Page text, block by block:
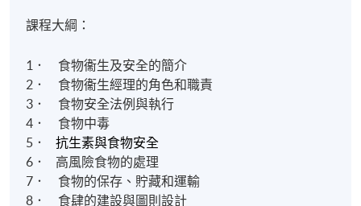
課程大綱：
1 ． 食物衞生及安全的簡介
2 ． 食物衞生經理的角色和職責
3 ． 食物安全法例與執行
4 ． 食物中毒
5 ．
抗生素與食物安全
6 ． 高風險食物的處理
7 ． 食物的保存、貯藏和運輸
8 ． 食肆的建設與圖則設計